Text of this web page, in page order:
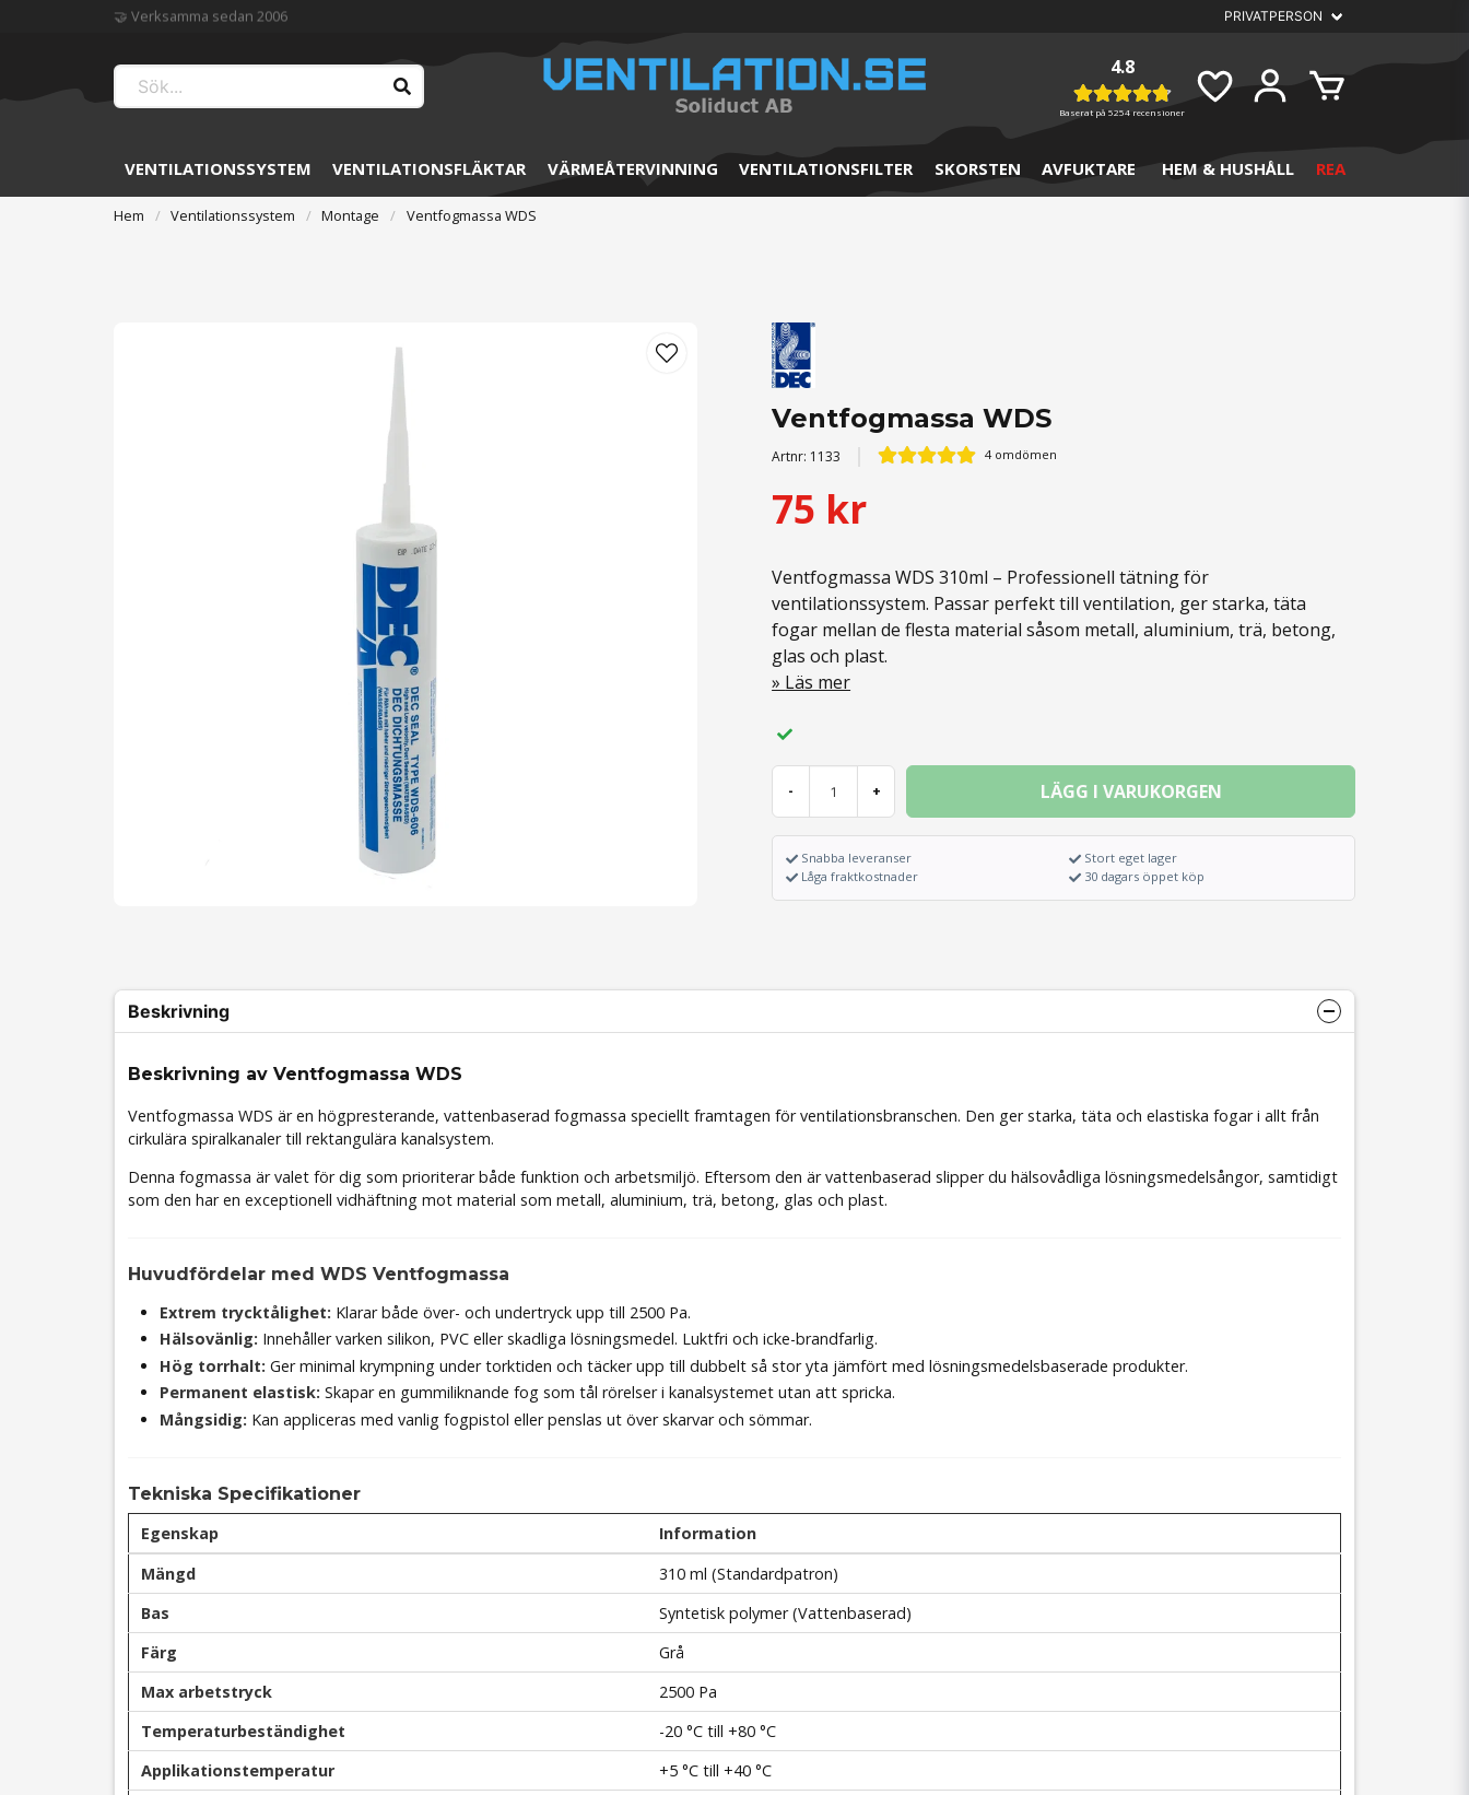
🏆 Störst på ventilation
4.8
Baserat på 5254 recensioner
VENTILATIONSSYSTEM VENTILATIONSFLÄKTAR VÄRMEÅTERVINNING VENTILATIONSFILTER SKORSTEN AVFUKTARE HEM & HUSHÅLL REA
Hem Ventilationssystem Montage Ventfogmassa WDS
Ventfogmassa WDS
Artnr: 1133 4 omdömen
75 kr
Ventfogmassa WDS 310ml – Professionell tätning för
ventilationssystem. Passar perfekt till ventilation, ger starka, täta
fogar mellan de flesta material såsom metall, aluminium, trä, betong,
glas och plast.
Läs mer
- + LÄGG I VARUKORGEN
Snabba leveranser
Låga fraktkostnader
Stort eget lager
30 dagars öppet köp
Beskrivning
Beskrivning av Ventfogmassa WDS
Ventfogmassa WDS är en högpresterande, vattenbaserad fogmassa speciellt framtagen för ventilationsbranschen. Den ger starka, täta och elastiska fogar i allt från
cirkulära spiralkanaler till rektangulära kanalsystem.
Denna fogmassa är valet för dig som prioriterar både funktion och arbetsmiljö. Eftersom den är vattenbaserad slipper du hälsovådliga lösningsmedelsångor, samtidigt
som den har en exceptionell vidhäftning mot material som metall, aluminium, trä, betong, glas och plast.
Huvudfördelar med WDS Ventfogmassa
Extrem trycktålighet: Klarar både över- och undertryck upp till 2500 Pa.
Hälsovänlig: Innehåller varken silikon, PVC eller skadliga lösningsmedel. Luktfri och icke-brandfarlig.
Hög torrhalt: Ger minimal krympning under torktiden och täcker upp till dubbelt så stor yta jämfört med lösningsmedelsbaserade produkter.
Permanent elastisk: Skapar en gummiliknande fog som tål rörelser i kanalsystemet utan att spricka.
Mångsidig: Kan appliceras med vanlig fogpistol eller penslas ut över skarvar och sömmar.
Tekniska Specifikationer
Egenskap
Information
Mängd
310 ml (Standardpatron)
Bas
Syntetisk polymer (Vattenbaserad)
Färg
Grå
Max arbetstryck
2500 Pa
Temperaturbeständighet
-20 °C till +80 °C
Applikationstemperatur
+5 °C till +40 °C